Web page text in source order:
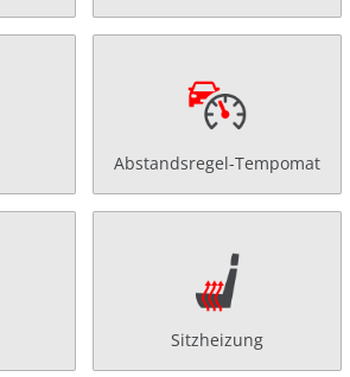
Abstandsregel-Tempomat
Sitzheizung